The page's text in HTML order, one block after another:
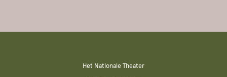
Het Nationale Theater